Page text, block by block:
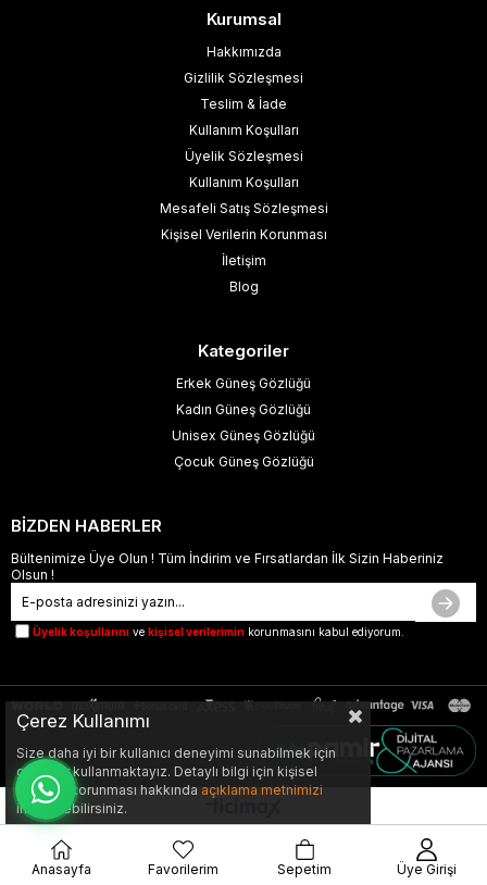
Kurumsal
Hakkımızda
Gizlilik Sözleşmesi
Teslim & İade
Kullanım Koşulları
Üyelik Sözleşmesi
Kullanım Koşulları
Mesafeli Satış Sözleşmesi
Kişisel Verilerin Korunması
İletişim
Blog
Kategoriler
Erkek Güneş Gözlüğü
Kadın Güneş Gözlüğü
Unisex Güneş Gözlüğü
Çocuk Güneş Gözlüğü
BİZDEN HABERLER
Bültenimize Üye Olun ! Tüm İndirim ve Fırsatlardan İlk Sizin Haberiniz
Olsun !
Üyelik koşullarını ve kişisel verilerimin korunmasını kabul ediyorum.
Çerez Kullanımı
Size daha iyi bir kullanıcı deneyimi sunabilmek için
çerezler kullanmaktayız. Detaylı bilgi için kişisel
verilerin korunması hakkında açıklama metnimizi
inceleyebilirsiniz.
Anasayfa Favorilerim Sepetim Üye Girişi